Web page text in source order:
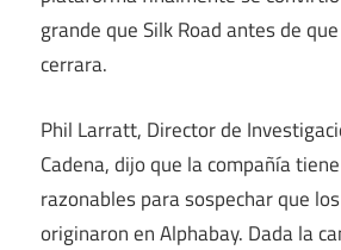
grande que Silk Road antes de
cerrara.
Phil Larratt, Director de
Cadena, dijo que la compañía
razonables para sospechar que
originaron en Alphabay. Dada la